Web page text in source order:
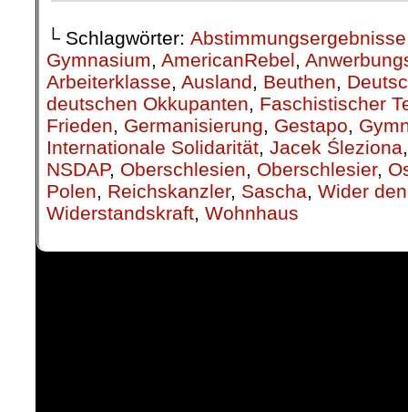
└ Schlagwörter: Abstimmungsergebnisse
Gymnasium, AmericanRebel,
Arbeiterklasse, Ausland, Beuthen,
deutschen Okkupanten, Faschistischer
Frieden, Germanisierung, Gestapo,
Internationale Solidarität, Jacek Śleziona
NSDAP, Oberschlesien, Oberschlesier,
Polen, Reichskanzler, Sascha, Wider
Widerstandskraft, Wohnhaus